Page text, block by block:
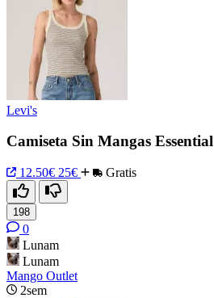
Levi's
Camiseta Sin Mangas
12.50€ 25€ Gratis
198
0
Lunam
Lunam
Mango Outlet
2sem